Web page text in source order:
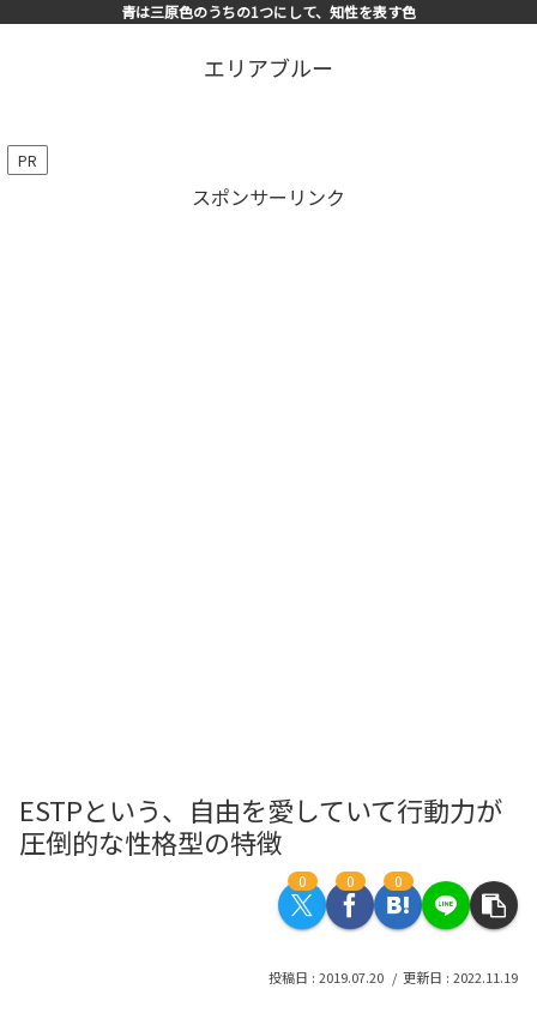
青は三原色のうちの1つにして、知性を表す色
エリアブルー
PR
スポンサーリンク
ESTPという、自由を愛していて行動力が
圧倒的な性格型の特徴
0 0 0
2019.07.20 2022.11.19